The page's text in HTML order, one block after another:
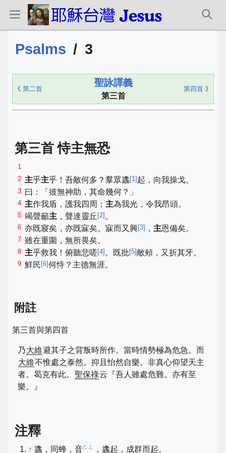
Psalms / 3
《 第二首
聖詠譯義
第三首
第四首 》
第三首 恃主無恐
1
2 主乎主乎！吾敵何多？羣眾蠭 [1] 起，向我操戈。
3 曰：「彼無神助，其命幾何？」
4 主作我盾，護我四周；主為我光，令我昂頭。
5 竭聲籲主 ，聲達靈丘 [2] 。
6 亦既寢矣，亦既寐矣。寐而又興[3] ，主恩備矣。
7 雖在重圍，無所畏矣。
8 主乎救我！俯聽悲嗟[4] 。既批[5]敵頰，又折其牙。
9 鮮民 [6]何恃？主德無涯。
附註
第三首與第四首
乃大維避其子之背叛時所作。當時情勢極為危急。而
大維不惟處之泰然。抑且怡然自樂。非真心仰望天主
者。曷克有此。 聖保祿云『吾人雖處危難。亦有至
樂。』
注釋
↑ 蠭，同蜂，音ㄈㄥ ，蠭起，成群而起。